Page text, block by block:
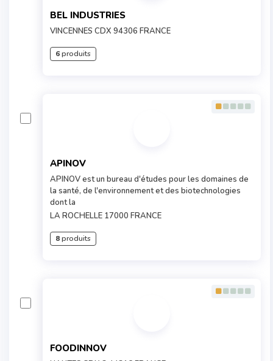
BEL INDUSTRIES
VINCENNES CDX 94306 FRANCE
6produits
APINOV
APINOV est un bureau d'études pour les domaines de
la santé, de l'environnement et des biotechnologies
dont la
LA ROCHELLE 17000 FRANCE
8produits
FOODINNOV